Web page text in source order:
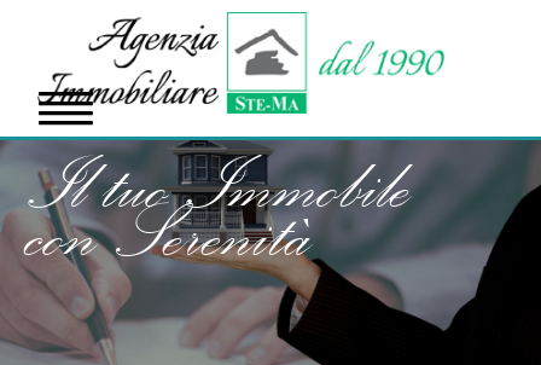
Il tuo Immobile
con Serenità